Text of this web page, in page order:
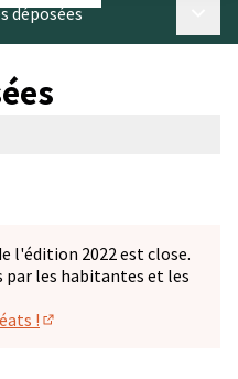
déposées
l'édition 2022 est close.
par les habitantes et les
!